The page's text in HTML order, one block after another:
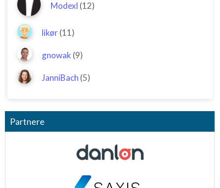
Modexl (12)
likør(11)
gnowak (9)
JanniBach (5)
Partnere